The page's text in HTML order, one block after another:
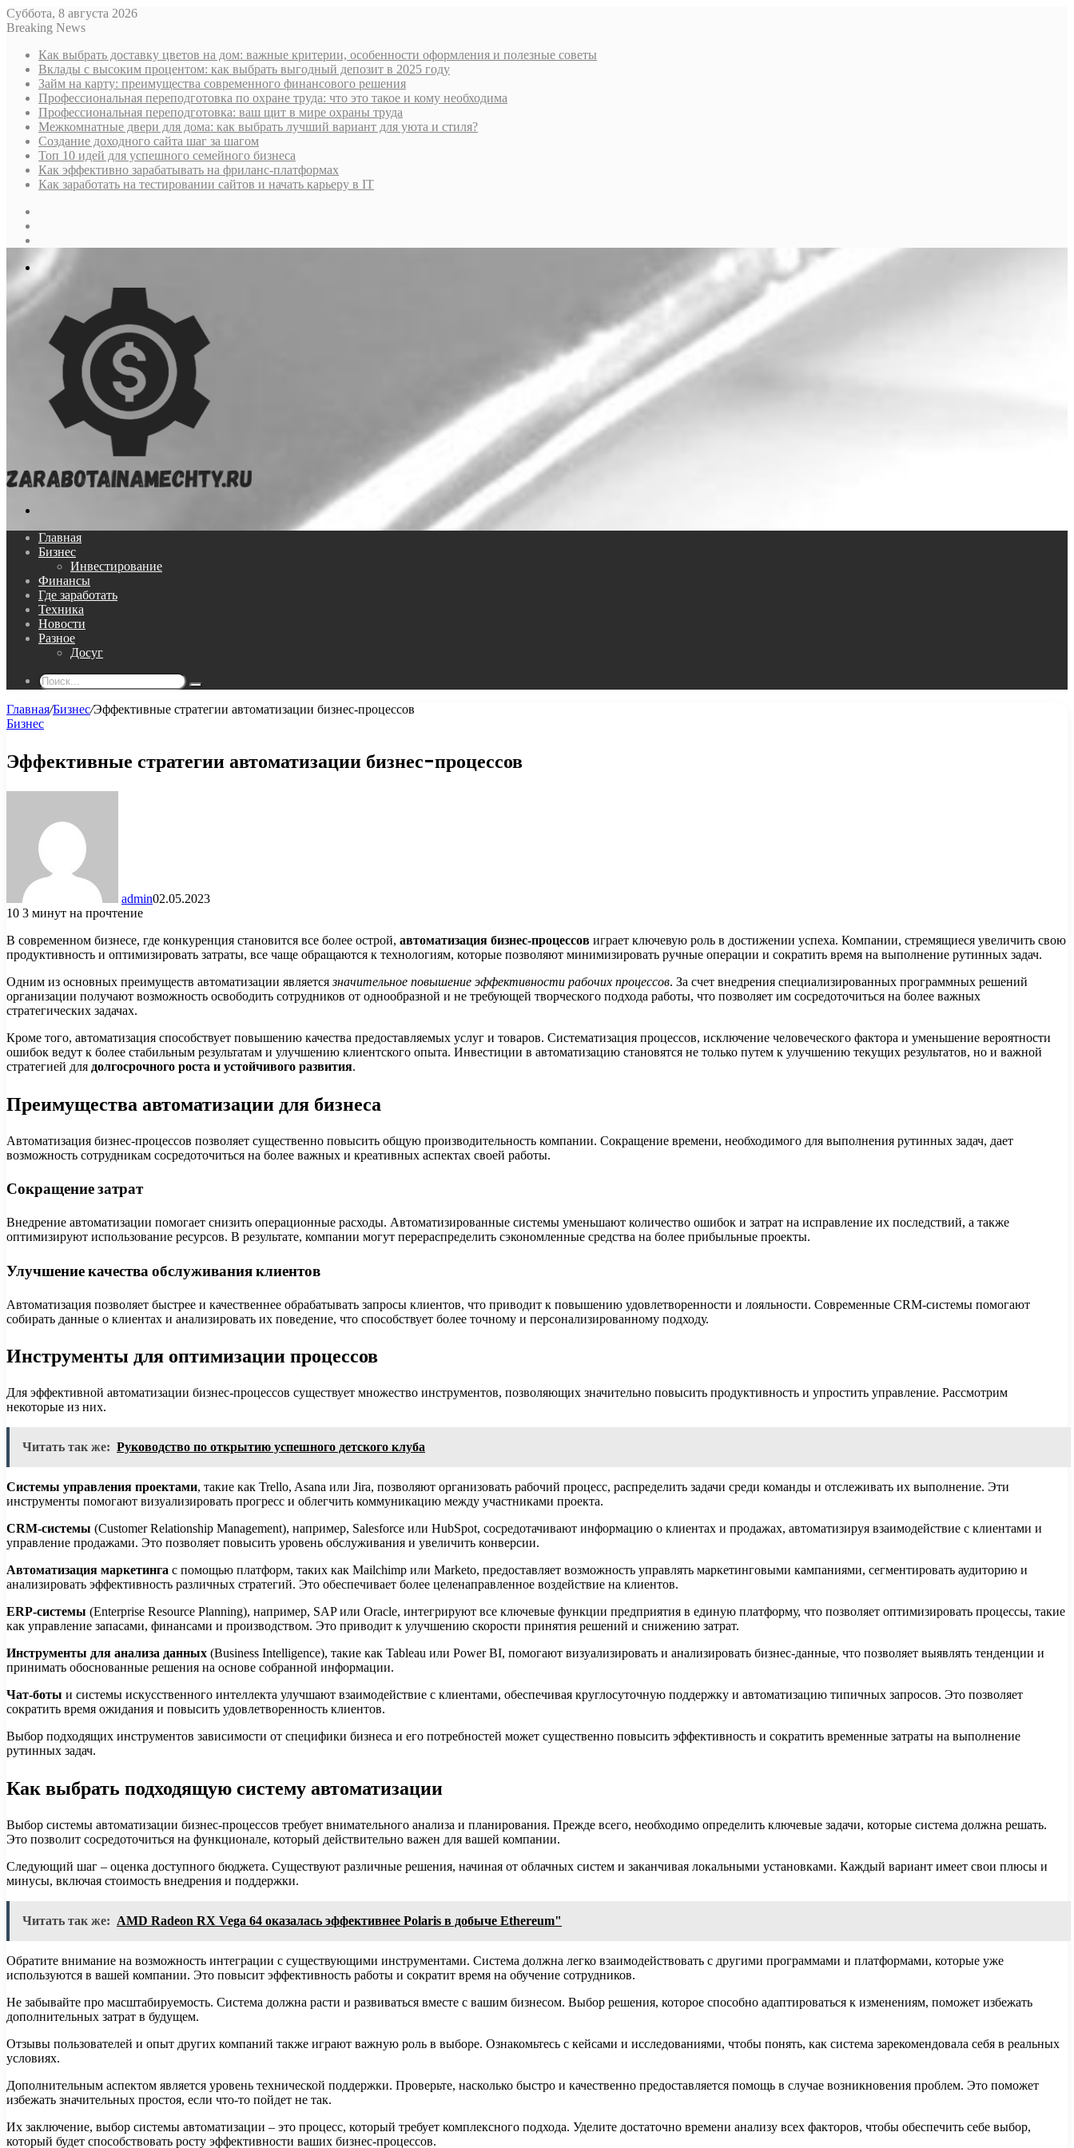
Суббота, 8 августа 2026
Breaking News
Как выбрать доставку цветов на дом: важные критерии, особенности оформления и полезные советы
Вклады с высоким процентом: как выбрать выгодный депозит в 2025 году
Займ на карту: преимущества современного финансового решения
Профессиональная переподготовка по охране труда: что это такое и кому необходима
Профессиональная переподготовка: ваш щит в мире охраны труда
Межкомнатные двери для дома: как выбрать лучший вариант для уюта и стиля?
Создание доходного сайта шаг за шагом
Топ 10 идей для успешного семейного бизнеса
Как эффективно зарабатывать на фриланс-платформах
Как заработать на тестировании сайтов и начать карьеру в IT
Меню
Главная
Бизнес
Инвестирование
Финансы
Где заработать
Техника
Новости
Разное
Досуг
Поиск...
Главная/Бизнес/Эффективные стратегии автоматизации бизнес-процессов
Бизнес
Эффективные стратегии автоматизации бизнес-процессов
admin02.05.2023
10 3 минут на прочтение
В современном бизнесе, где конкуренция становится все более острой, автоматизация бизнес-процессов играет ключевую роль в достижении успеха. Компании, стремящиеся увеличить свою
продуктивность и оптимизировать затраты, все чаще обращаются к технологиям, которые позволяют минимизировать ручные операции и сократить время на выполнение рутинных задач.
Одним из основных преимуществ автоматизации являетсязначительное повышение эффективности рабочих процессов. За счет внедрения специализированных программных решений
организации получают возможность освободить сотрудников от однообразной и не требующей творческого подхода работы, что позволяет им сосредоточиться на более важных
стратегических задачах.
Кроме того, автоматизация способствует повышению качества предоставляемых услуг и товаров. Систематизация процессов, исключение человеческого фактора и уменьшение вероятности
ошибок ведут к более стабильным результатам и улучшению клиентского опыта. Инвестиции в автоматизацию становятся не только путем к улучшению текущих результатов, но и важной
стратегией для долгосрочного роста и устойчивого развития.
Преимущества автоматизации для бизнеса
Автоматизация бизнес-процессов позволяет существенно повысить общую производительность компании. Сокращение времени, необходимого для выполнения рутинных задач, дает
возможность сотрудникам сосредоточиться на более важных и креативных аспектах своей работы.
Сокращение затрат
Внедрение автоматизации помогает снизить операционные расходы. Автоматизированные системы уменьшают количество ошибок и затрат на исправление их последствий, а также
оптимизируют использование ресурсов. В результате, компании могут перераспределить сэкономленные средства на более прибыльные проекты.
Улучшение качества обслуживания клиентов
Автоматизация позволяет быстрее и качественнее обрабатывать запросы клиентов, что приводит к повышению удовлетворенности и лояльности. Современные CRM-системы помогают
собирать данные о клиентах и анализировать их поведение, что способствует более точному и персонализированному подходу.
Инструменты для оптимизации процессов
Для эффективной автоматизации бизнес-процессов существует множество инструментов, позволяющих значительно повысить продуктивность и упростить управление. Рассмотрим
некоторые из них.
Читать так же: Руководство по открытию успешного детского клуба
Системы управления проектами, такие как Trello, Asana или Jira, позволяют организовать рабочий процесс, распределить задачи среди команды и отслеживать их выполнение. Эти
инструменты помогают визуализировать прогресс и облегчить коммуникацию между участниками проекта.
CRM-системы (Customer Relationship Management), например, Salesforce или HubSpot, сосредотачивают информацию о клиентах и продажах, автоматизируя взаимодействие с клиентами и
управление продажами. Это позволяет повысить уровень обслуживания и увеличить конверсии.
Автоматизация маркетинга с помощью платформ, таких как Mailchimp или Marketo, предоставляет возможность управлять маркетинговыми кампаниями, сегментировать аудиторию и
анализировать эффективность различных стратегий. Это обеспечивает более целенаправленное воздействие на клиентов.
ERP-системы (Enterprise Resource Planning), например, SAP или Oracle, интегрируют все ключевые функции предприятия в единую платформу, что позволяет оптимизировать процессы, такие
как управление запасами, финансами и производством. Это приводит к улучшению скорости принятия решений и снижению затрат.
Инструменты для анализа данных (Business Intelligence), такие как Tableau или Power BI, помогают визуализировать и анализировать бизнес-данные, что позволяет выявлять тенденции и
принимать обоснованные решения на основе собранной информации.
Чат-боты и системы искусственного интеллекта улучшают взаимодействие с клиентами, обеспечивая круглосуточную поддержку и автоматизацию типичных запросов. Это позволяет
сократить время ожидания и повысить удовлетворенность клиентов.
Выбор подходящих инструментов зависимости от специфики бизнеса и его потребностей может существенно повысить эффективность и сократить временные затраты на выполнение
рутинных задач.
Как выбрать подходящую систему автоматизации
Выбор системы автоматизации бизнес-процессов требует внимательного анализа и планирования. Прежде всего, необходимо определить ключевые задачи, которые система должна решать.
Это позволит сосредоточиться на функционале, который действительно важен для вашей компании.
Следующий шаг – оценка доступного бюджета. Существуют различные решения, начиная от облачных систем и заканчивая локальными установками. Каждый вариант имеет свои плюсы и
минусы, включая стоимость внедрения и поддержки.
Читать так же: AMD Radeon RX Vega 64 оказалась эффективнее Polaris в добыче Ethereum"
Обратите внимание на возможность интеграции с существующими инструментами. Система должна легко взаимодействовать с другими программами и платформами, которые уже
используются в вашей компании. Это повысит эффективность работы и сократит время на обучение сотрудников.
Не забывайте про масштабируемость. Система должна расти и развиваться вместе с вашим бизнесом. Выбор решения, которое способно адаптироваться к изменениям, поможет избежать
дополнительных затрат в будущем.
Отзывы пользователей и опыт других компаний также играют важную роль в выборе. Ознакомьтесь с кейсами и исследованиями, чтобы понять, как система зарекомендовала себя в реальных
условиях.
Дополнительным аспектом является уровень технической поддержки. Проверьте, насколько быстро и качественно предоставляется помощь в случае возникновения проблем. Это поможет
избежать значительных простоя, если что-то пойдет не так.
Их заключение, выбор системы автоматизации – это процесс, который требует комплексного подхода. Уделите достаточно времени анализу всех факторов, чтобы обеспечить себе выбор,
который будет способствовать росту эффективности ваших бизнес-процессов.